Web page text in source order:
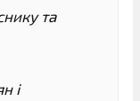
та
і